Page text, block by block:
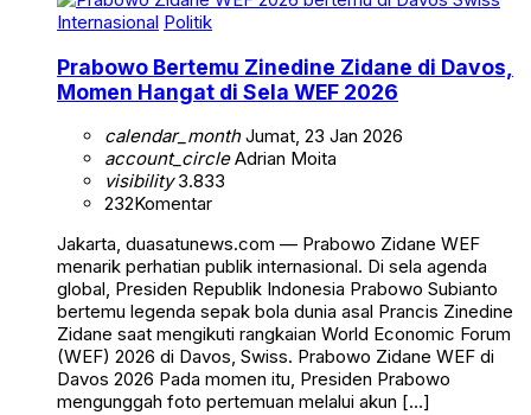
Internasional Politik
Prabowo Bertemu Zinedine Zidane di Davos,
Momen Hangat di Sela WEF 2026
calendar_monthJumat, 23 Jan 2026
account_circleAdrian Moita
visibility3.833
232Komentar
Jakarta, duasatunews.com — Prabowo Zidane WEF
menarik perhatian publik internasional. Di sela agenda
global, Presiden Republik Indonesia Prabowo Subianto
bertemu legenda sepak bola dunia asal Prancis Zinedine
Zidane saat mengikuti rangkaian World Economic Forum
(WEF) 2026 di Davos, Swiss. Prabowo Zidane WEF di
Davos 2026 Pada momen itu, Presiden Prabowo
mengunggah foto pertemuan melalui akun […]